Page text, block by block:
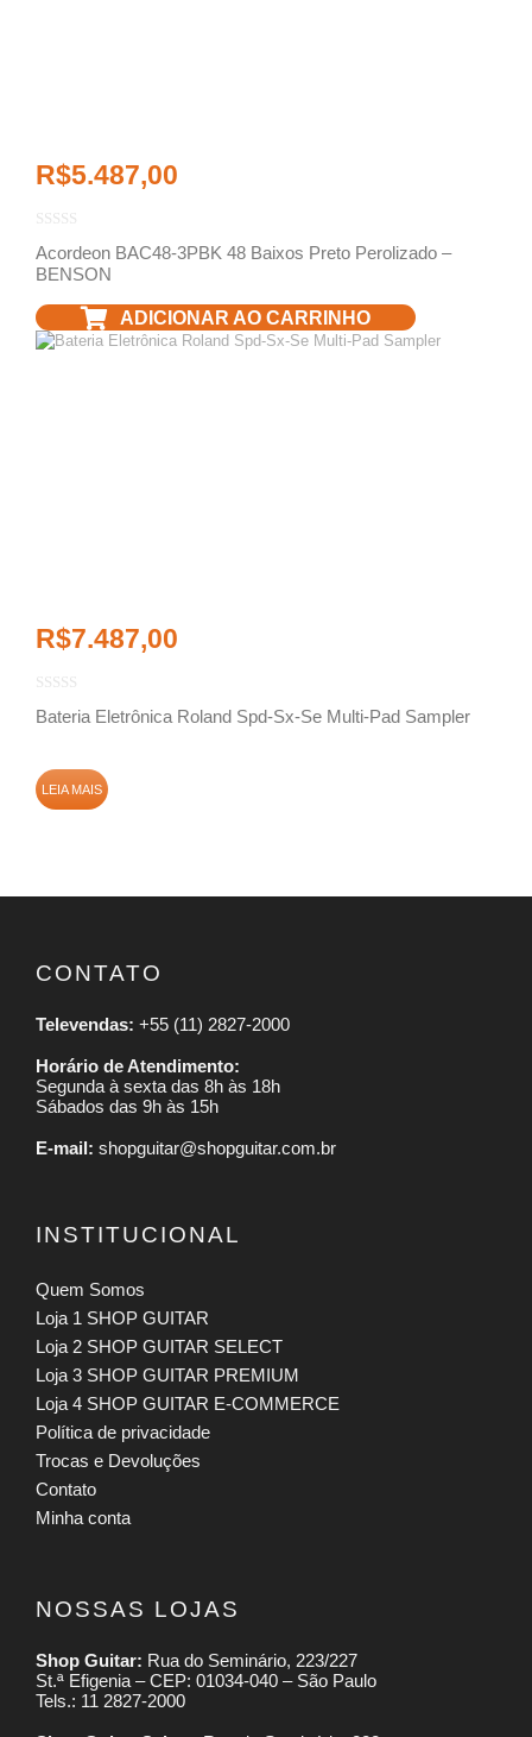
R$5.487,00
Acordeon BAC48-3PBK 48 Baixos Preto Perolizado –
BENSON
ADICIONAR AO CARRINHO
R$7.487,00
Bateria Eletrônica Roland Spd-Sx-Se Multi-Pad Sampler
LEIA MAIS
CONTATO
Televendas: +55 (11) 2827-2000
Horário de Atendimento:
Segunda à sexta das 8h às 18h
Sábados das 9h às 15h
E-mail: shopguitar@shopguitar.com.br
INSTITUCIONAL
Quem Somos
Loja 1 SHOP GUITAR
Loja 2 SHOP GUITAR SELECT
Loja 3 SHOP GUITAR PREMIUM
Loja 4 SHOP GUITAR E-COMMERCE
Política de privacidade
Trocas e Devoluções
Contato
Minha conta
NOSSAS LOJAS
Shop Guitar: Rua do Seminário, 223/227
St.ª Efigenia – CEP: 01034-040 – São Paulo
Tels.: 11 2827-2000